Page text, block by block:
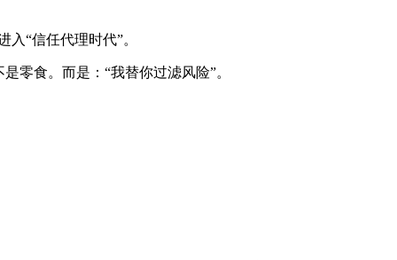
“信任代理时代”。
零食。而是：“我替你过滤风险”。